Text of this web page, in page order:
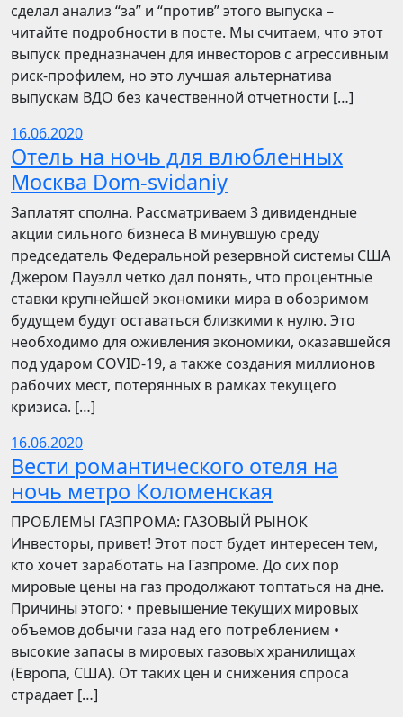
сделал анализ “за” и “против” этого выпуска –
читайте подробности в посте. Мы считаем, что этот
выпуск предназначен для инвесторов с агрессивным
риск-профилем, но это лучшая альтернатива
выпускам ВДО без качественной отчетности […]
16.06.2020
Отель на ночь для влюбленных
Москва Dom-svidaniy
Заплатят сполна. Рассматриваем 3 дивидендные
акции сильного бизнеса В минувшую среду
председатель Федеральной резервной системы США
Джером Пауэлл четко дал понять, что процентные
ставки крупнейшей экономики мира в обозримом
будущем будут оставаться близкими к нулю. Это
необходимо для оживления экономики, оказавшейся
под ударом COVID-19, а также создания миллионов
рабочих мест, потерянных в рамках текущего
кризиса. […]
16.06.2020
Вести романтического отеля на
ночь метро Коломенская
ПРОБЛЕМЫ ГАЗПРОМА: ГАЗОВЫЙ РЫНОК
Инвесторы, привет! Этот пост будет интересен тем,
кто хочет заработать на Газпроме. До сих пор
мировые цены на газ продолжают топтаться на дне.
Причины этого: • превышение текущих мировых
объемов добычи газа над его потреблением •
высокие запасы в мировых газовых хранилищах
(Европа, США). От таких цен и снижения спроса
страдает […]